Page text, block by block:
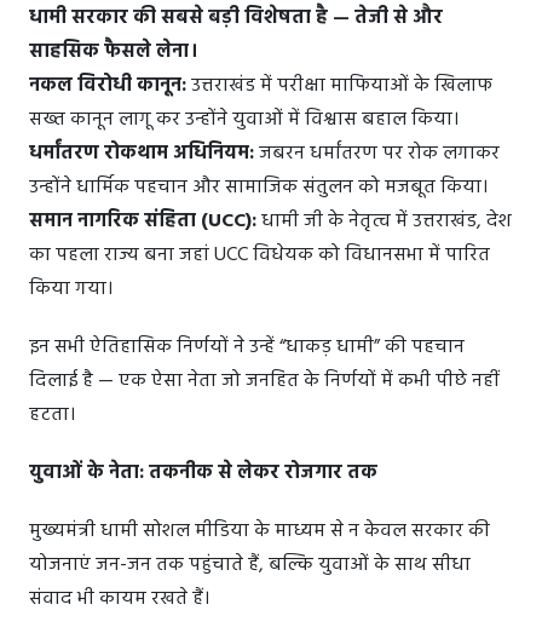
धामी सरकार की सबसे बड़ी विशेषता है — तेजी से और
साहसिक फैसले लेना।
नकल विरोधी कानून:उत्तराखंड में परीक्षा माफियाओं के खिलाफ
सख्त कानून लागू कर उन्होंने युवाओं में विश्वास बहाल किया।
धर्मांतरण रोकथाम अधिनियम:जबरन धर्मांतरण पर रोक लगाकर
उन्होंने धार्मिक पहचान और सामाजिक संतुलन को मजबूत किया।
समान नागरिक संहिता (UCC):धामी जी के नेतृत्व में उत्तराखंड, देश
का पहला राज्य बना जहां UCC विधेयक को विधानसभा में पारित
किया गया।
इन सभी ऐतिहासिक निर्णयों ने उन्हें “धाकड़ धामी” की पहचान
दिलाई है — एक ऐसा नेता जो जनहित के निर्णयों में कभी पीछे नहीं
हटता।
युवाओं के नेता: तकनीक से लेकर रोजगार तक
मुख्यमंत्री धामी सोशल मीडिया के माध्यम से न केवल सरकार की
योजनाएं जन-जन तक पहुंचाते हैं, बल्कि युवाओं के साथ सीधा
संवाद भी कायम रखते हैं।